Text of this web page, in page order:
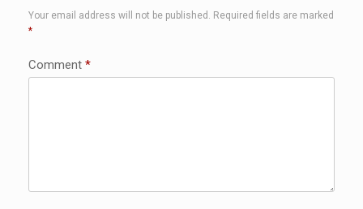
Your email address will not be published.
Required fields are marked
*
Comment *